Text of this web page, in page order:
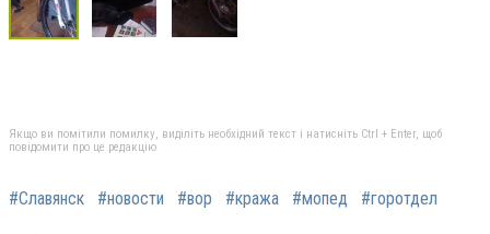
Якщо ви помітили помилку, виділіть необхідний текст і натисніть Ctrl + Enter, щоб
повідомити про це редакцію
#Славянск #новости #вор #кража #мопед #горотдел